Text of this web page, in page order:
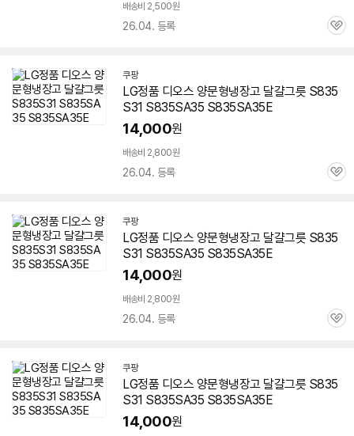
배송비 2,500원
26.04. 등록
관
쿠팡
LG정품 디오스 양문형냉장고 달걀그릇 S835
S31 S835SA35 S835SA35E
14,000원
배송비 2,800원
26.04. 등록
관
쿠팡
LG정품 디오스 양문형냉장고 달걀그릇 S835
S31 S835SA35 S835SA35E
14,000원
배송비 2,800원
26.04. 등록
관
쿠팡
LG정품 디오스 양문형냉장고 달걀그릇 S835
S31 S835SA35 S835SA35E
14,000원